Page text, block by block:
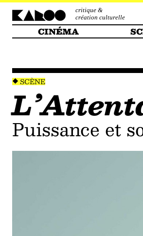
critique &
création culturelle
CINÉMA
SCÈNE
puissance et